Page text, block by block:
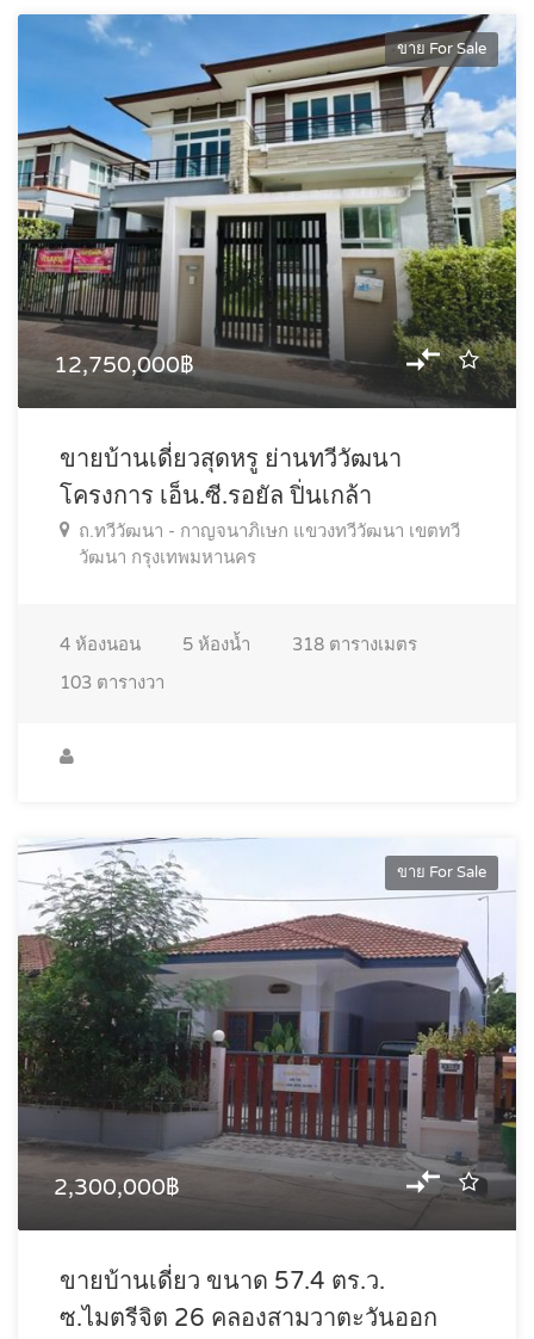
ขาย For Sale
12,750,000฿
ขายบ้านเดี่ยวสุดหรู ย่านทวีวัฒนา
โครงการ เอ็น.ซี.รอยัล ปิ่นเกล้า
ถ.ทวีวัฒนา - กาญจนาภิเษก แขวงทวีวัฒนา เขตทวี
วัฒนา กรุงเทพมหานคร
4 ห้องนอน 5 ห้องน้ำ 318 ตารางเมตร
103 ตารางวา
ขาย For Sale
2,300,000฿
ขายบ้านเดี่ยว ขนาด 57.4 ตร.ว.
ซ.ไมตรีจิต 26 คลองสามวาตะวันออก